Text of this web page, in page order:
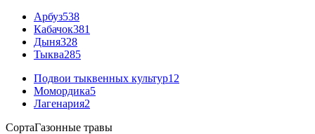
Арбуз538
Кабачок381
Дыня328
Тыква285
Подвои тыквенных культур12
Момордика5
Лагенария2
СортаГазонные травы